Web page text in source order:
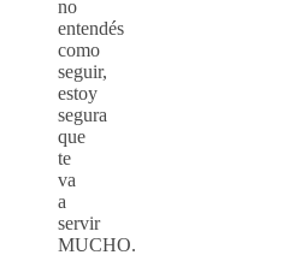
no
entendés
como
seguir,
estoy
segura
que
te
va
a
servir
MUCHO.